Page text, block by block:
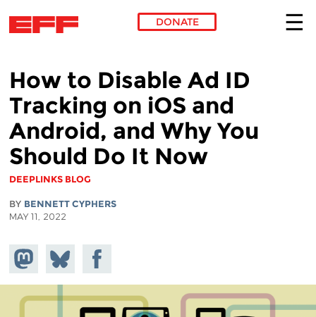
DONATE
How to Disable Ad ID
Tracking on iOS and
Android, and Why You
Should Do It Now
DEEPLINKS BLOG
BY BENNETT CYPHERS
MAY 11, 2022
Share on
Mastodon
Share
on
Bluesky
Share on
Facebook